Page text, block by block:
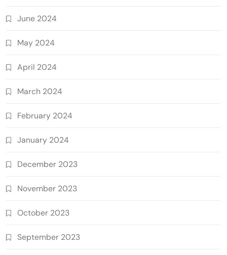
June 2024
May 2024
April 2024
March 2024
February 2024
January 2024
December 2023
November 2023
October 2023
September 2023